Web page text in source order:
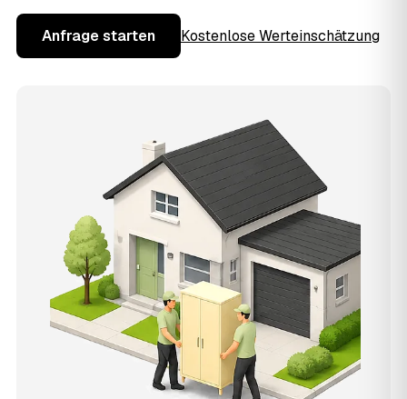
Anfrage starten Kostenlose Werteinschätzung